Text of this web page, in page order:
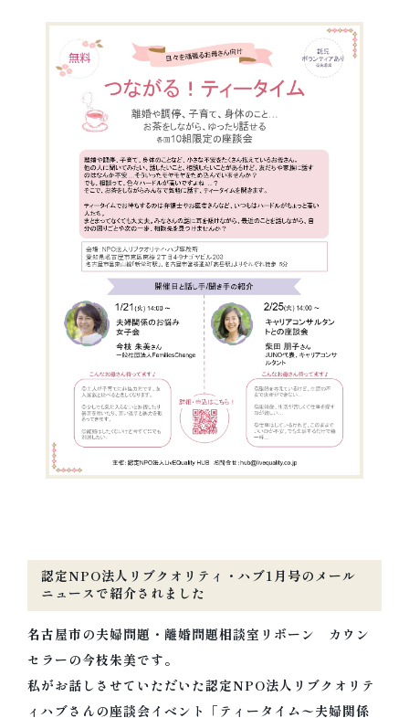
認定NPO法人リブクオリティ・ハブ1月号のメール
ニュースで紹介されました
名古屋市の夫婦問題・離婚問題相談室リボーン カウン
セラーの今枝朱美です。
私がお話しさせていただいた認定NPO法人リブクオリテ
ィハブさんの座談会イベント「ティータイム〜 夫婦関係